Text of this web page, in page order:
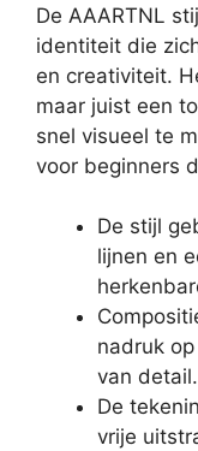
De AAARTNL
identiteit die
en creativiteit.
maar juist een
snel visueel te
voor beginners
De stijl
lijnen en
nadruk
van detail.
De
vrije